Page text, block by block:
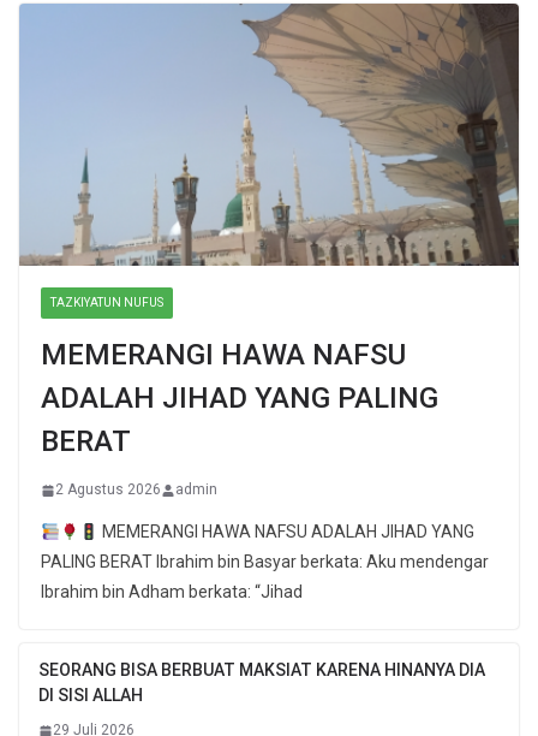
TAZKIYATUN NUFUS
MEMERANGI HAWA NAFSU
ADALAH JIHAD YANG PALING
BERAT
2 Agustus 2026 admin
MEMERANGI HAWA NAFSU ADALAH JIHAD YANG
PALING BERAT Ibrahim bin Basyar berkata: Aku mendengar
Ibrahim bin Adham berkata: “Jihad
SEORANG BISA BERBUAT MAKSIAT KARENA HINANYA DIA
DI SISI ALLAH
29 Juli 2026